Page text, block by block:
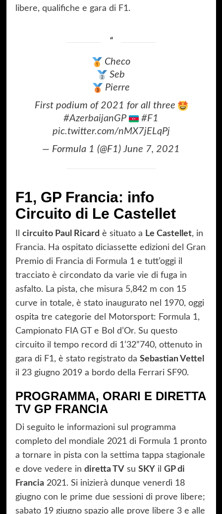
libere, qualifiche e gara di F1.
Checo
Seb
Pierre
First podium of 2021 for all three
#AzerbaijanGP
#F1
pic.twitter.com/nMX7jELqPj
— Formula 1 (@F1)June 7, 2021
F1, GP Francia: info
Circuito di Le Castellet
circuito Paul Ricard è situato a Le Castellet, in
Francia. Ha ospitato diciassette edizioni del Gran
Premio di Francia di Formula 1 e tutt’oggi il
tracciato è circondato da varie vie di fuga in
asfalto. La pista, che misura 5,842 m con 15
curve in totale, è stato inaugurato nel 1970, oggi
ospita tre categorie del Motorsport: Formula 1,
Campionato FIA GT e Bol d’Or. Su questo
circuito il tempo record di 1’32”740, ottenuto in
gara di F1, è stato registrato da Sebastian Vettel
il 23 giugno 2019 a bordo della Ferrari SF90.
PROGRAMMA, ORARI E DIRETTA
TV GP FRANCIA
Di seguito le informazioni sul programma
completo del mondiale 2021 di Formula 1 pronto
a tornare in pista con la settima tappa stagionale
e dove vedere in diretta TV su SKY il GP di
Francia2021. Si inizierà dunque venerdì 18
giugno con le prime due sessioni di prove libere;
sabato 19 giugno spazio alle prove libere 3 e alle